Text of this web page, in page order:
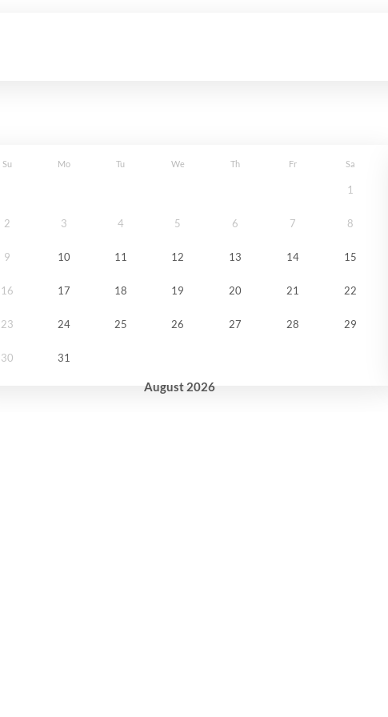
August 2026
Su Mo Tu We Th Fr Sa
1
2 3 4 5 6 7 8
9 10 11 12 13 14 15
16 17 18 19 20 21 22
23 24 25 26 27 28 29
30 31